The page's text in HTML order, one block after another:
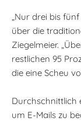
„Nur drei bis
über die
Ziegelmeier.
restlichen 95
die eine Scheu
Durchschnittlich
um E-Mails zu